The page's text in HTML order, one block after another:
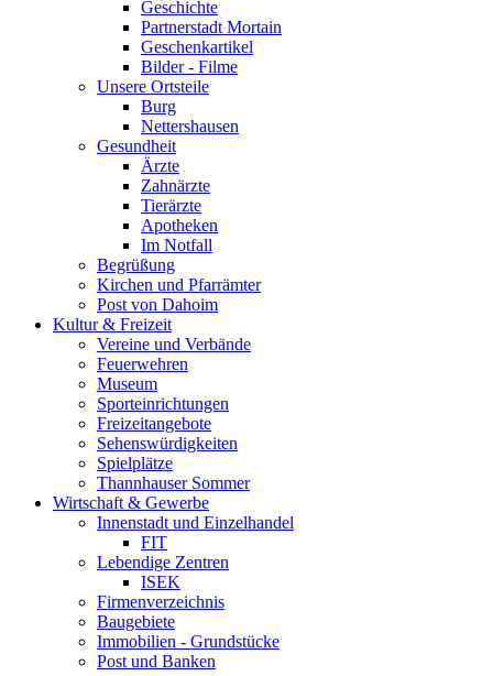
Geschichte
Partnerstadt Mortain
Geschenkartikel
Bilder - Filme
Unsere Ortsteile
Burg
Nettershausen
Gesundheit
Ärzte
Zahnärzte
Tierärzte
Apotheken
Im Notfall
Begrüßung
Kirchen und Pfarrämter
Post von Dahoim
Kultur & Freizeit
Vereine und Verbände
Feuerwehren
Museum
Sporteinrichtungen
Freizeitangebote
Sehenswürdigkeiten
Spielplätze
Thannhauser Sommer
Wirtschaft & Gewerbe
Innenstadt und Einzelhandel
FIT
Lebendige Zentren
ISEK
Firmenverzeichnis
Baugebiete
Immobilien - Grundstücke
Post und Banken